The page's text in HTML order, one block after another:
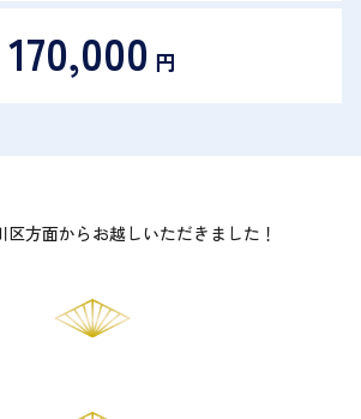
170,000 円
区方面からお越しいただきました！